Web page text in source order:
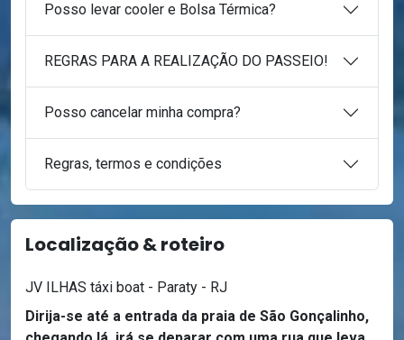
Posso levar cooler e Bolsa Térmica?
REGRAS PARA A REALIZAÇÃO DO PASSEIO!
Posso cancelar minha compra?
Regras, termos e condições
Localização & roteiro
JV ILHAS táxi boat - Paraty - RJ
Dirija-se até a entrada da praia de São Gonçalinho,